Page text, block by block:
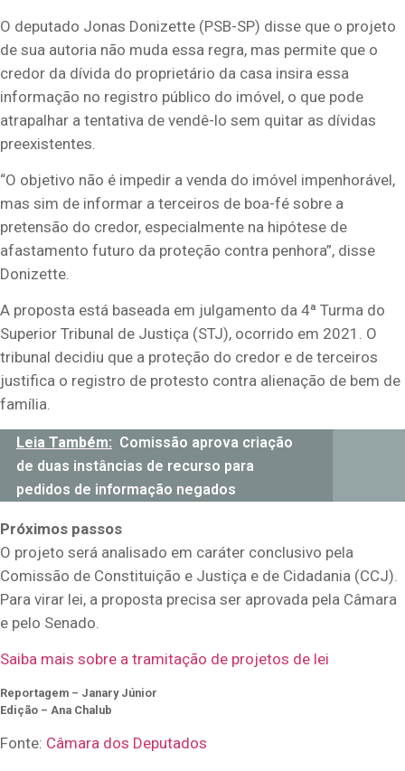
O deputado Jonas Donizette (PSB-SP) disse que o projeto
de sua autoria não muda essa regra, mas permite que o
credor da dívida do proprietário da casa insira essa
informação no registro público do imóvel, o que pode
atrapalhar a tentativa de vendê-lo sem quitar as dívidas
preexistentes.
“O objetivo não é impedir a venda do imóvel impenhorável,
mas sim de informar a terceiros de boa-fé sobre a
pretensão do credor, especialmente na hipótese de
afastamento futuro da proteção contra penhora”, disse
Donizette.
A proposta está baseada em julgamento da 4ª Turma do
Superior Tribunal de Justiça (STJ), ocorrido em 2021. O
tribunal decidiu que a proteção do credor e de terceiros
justifica o registro de protesto contra alienação de bem de
família.
Leia Também: Comissão aprova criação
de duas instâncias de recurso para
pedidos de informação negados
Próximos passos
O projeto será analisado em caráter conclusivo pela
Comissão de Constituição e Justiça e de Cidadania (CCJ).
Para virar lei, a proposta precisa ser aprovada pela Câmara
e pelo Senado.
Saiba mais sobre a tramitação de projetos de lei
Reportagem – Janary Júnior
Edição – Ana Chalub
Fonte: Câmara dos Deputados